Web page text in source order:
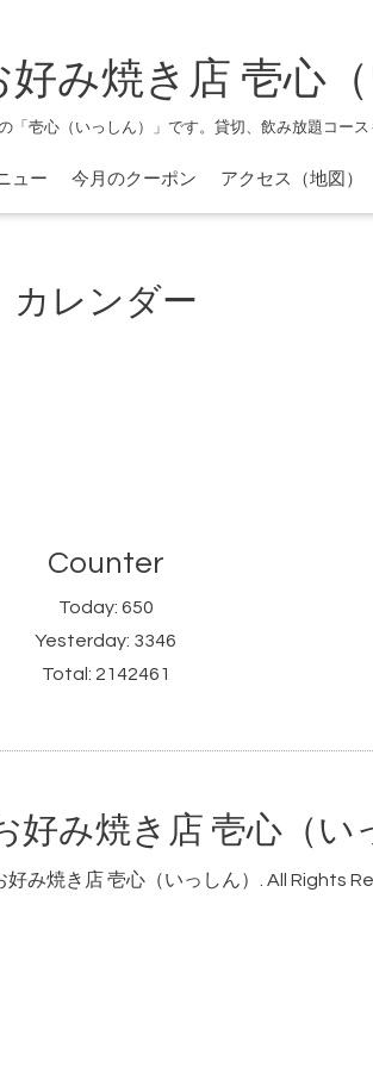
み焼き店 壱心（
「壱心（いっしん）」です。貸切、飲み放題コース
ュー 今月のクーポン アクセス（地図）
カレンダー
Counter
Today: 650
Yesterday: 3346
Total: 2142461
好み焼き店 壱心（い
み焼き店 壱心（いっしん） . All Rights